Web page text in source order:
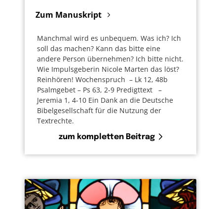
gewendet.
geschehen. Dort, wo ich bin. Dort, wo Du, wo
Sie sind. In Ihrem Leben. Vielleicht ja sogar
auch durch mich. Oder durch dich.
Auf jeden Fall geht Jesus nach wie vor über
diese Erde und berührt Menschen und
Situationen. Heilt und hilft. Unsichtbar und
manchmal durch seine Engel und Botinnen.
aufgeben. Wieder neu Ausschau halten nach
Und ihm, wo immer wir es können,
zuarbeiten.
Zum Manuskript
Manchmal wird es unbequem. Was ich? Ich
soll das machen? Kann das bitte eine
andere Person übernehmen? Ich bitte nicht.
Wie Impulsgeberin Nicole Marten das löst?
Reinhören! Wochenspruch – Lk 12, 48b
Psalmgebet – Ps 63, 2-9 Predigttext –
Jeremia 1, 4-10 Ein Dank an die Deutsche
Bibelgesellschaft für die Nutzung der
Textrechte.
zum kompletten Beitrag